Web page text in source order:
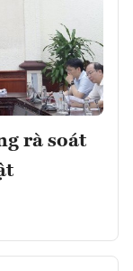
rà soát